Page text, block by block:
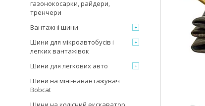
газонокосарки, райдери,
тренчери
Вантажні шини
Шини для мікроавтобусів і
легких вантажівок
Шини для легкових авто
Шини на міні-навантажувач
Bobcat